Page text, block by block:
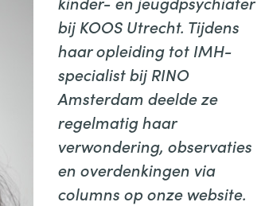
bij KOOS Utrecht. Tijdens
haar opleiding tot IMH-
specialist bij RINO
Amsterdam deelde ze
regelmatig haar
verwondering, observaties
en overdenkingen via
columns op onze website.